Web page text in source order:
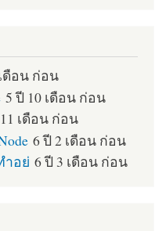
ดือน ก่อน
5 ปี 10 เดือน ก่อน
เดือน ก่อน
6 ปี 2 เดือน ก่อน
ำอย่ 6 ปี 3 เดือน ก่อน